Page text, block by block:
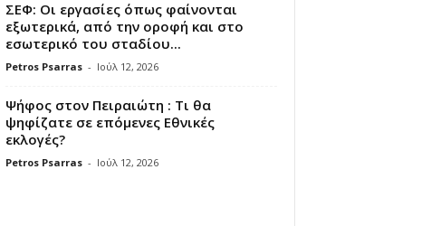
ΣΕΦ: Οι εργασίες όπως φαίνονται
εξωτερικά, από την οροφή και στο
εσωτερικό του σταδίου...
Petros Psarras - Ιούλ 12, 2026
Ψήφος στον Πειραιώτη : Τι θα
ψηφίζατε σε επόμενες Εθνικές
εκλογές?
Petros Psarras - Ιούλ 12, 2026